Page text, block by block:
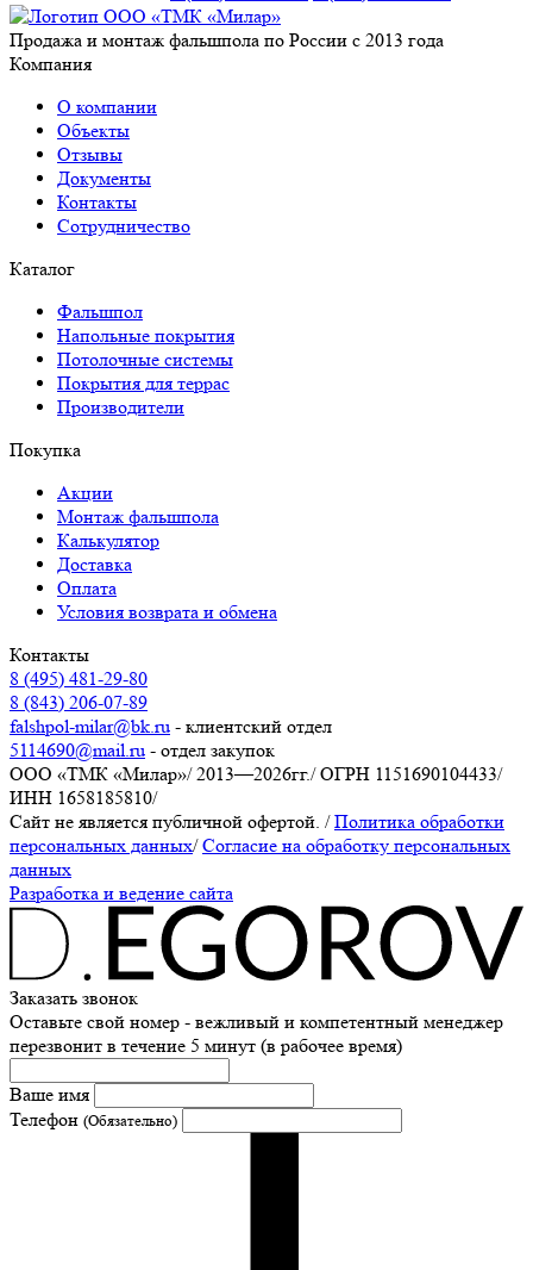
Продажа и монтаж фальшпола по России с 2013 года
Компания
О компании
Объекты
Отзывы
Документы
Контакты
Сотрудничество
Каталог
Фальшпол
Напольные покрытия
Потолочные системы
Покрытия для террас
Производители
Покупка
Акции
Монтаж фальшпола
Калькулятор
Доставка
Оплата
Условия возврата и обмена
Контакты
8 (495) 481-29-80
8 (843) 206-07-89
falshpol-milar@bk.ru - клиентский отдел
5114690@mail.ru - отдел закупок
ООО «ТМК «Милар»/ 2013—2026гг./ОГРН 1151690104433/
ИНН 1658185810/
Сайт не является публичной офертой. / Политика обработки
персональных данных/ Согласие на обработку персональных
данных
Разработка и ведение сайта
Заказать звонок
Оставьте свой номер - вежливый и компетентный менеджер
перезвонит в течение 5 минут (в рабочее время)
Ваше имя
Телефон (Обязательно)